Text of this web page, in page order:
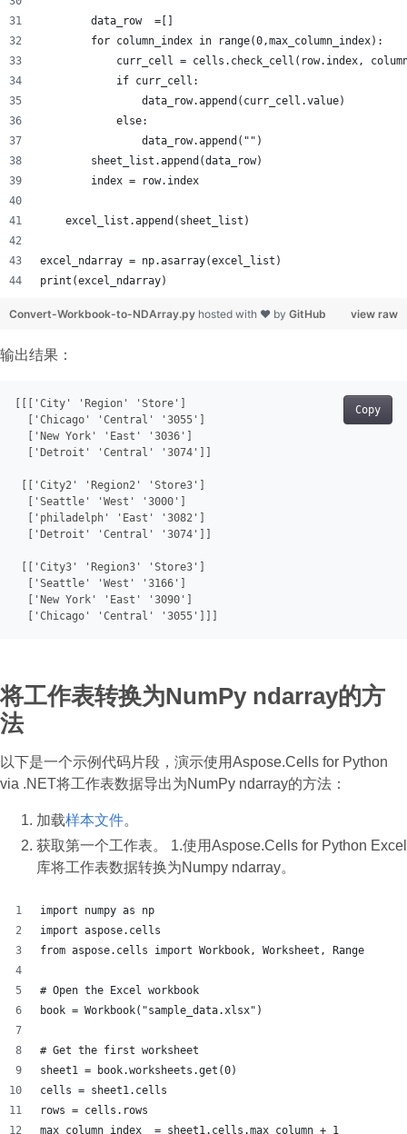
        data_row  =[]
        for column_index in range(0,max_column_index):
curr_cell = cells.check_cell(row.index,
            if curr_cell:
                data_row.append(curr_cell.value)
            else:
                data_row.append("")
        sheet_list.append(data_row)
        index = row.index
    excel_list.append(sheet_list)
excel_ndarray = np.asarray(excel_list)
print(excel_ndarray)
view raw
Convert-Workbook-to-NDArray.py hosted with ❤ by GitHub
输出结果：
Copy
'City' 'Region' 'Store'
'Chicago' 'Central' '3055'
'New York' 'East' '3036'
'Detroit' 'Central' '3074'
'City2' 'Region2' 'Store3'
'Seattle' 'West' '3000'
'philadelph' 'East' '3082'
'Detroit' 'Central' '3074'
'City3' 'Region3' 'Store3'
'Seattle' 'West' '3166'
'New York' 'East' '3090'
'Chicago' 'Central' '3055'
将工作表转换为NumPy ndarray的方
法
以下是一个示例代码片段，演示使用Aspose.Cells for Python
via .NET将工作表数据导出为NumPy ndarray的方法：
加载样本文件。
获取第一个工作表。 1.使用Aspose.Cells for Python Excel
库将工作表数据转换为Numpy ndarray。
import numpy as np
import aspose.cells
from aspose.cells import Workbook, Worksheet, Range
# Open the Excel workbook
book = Workbook("sample_data.xlsx")
# Get the first worksheet
sheet1 = book.worksheets.get(0)
cells = sheet1.cells
rows = cells.rows
max_column_index  = sheet1.cells.max_column + 1